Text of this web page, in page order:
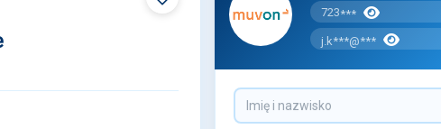
723***
j.k***@***